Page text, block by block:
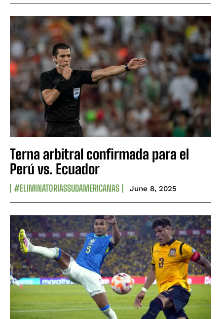
Terna arbitral confirmada para el
Perú vs. Ecuador
#ELIMINATORIASSUDAMERICANAS June 8, 2025